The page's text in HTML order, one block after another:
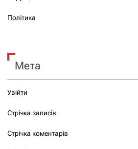
Політика
Мета
Увійти
Стрічка записів
Стрічка коментарів